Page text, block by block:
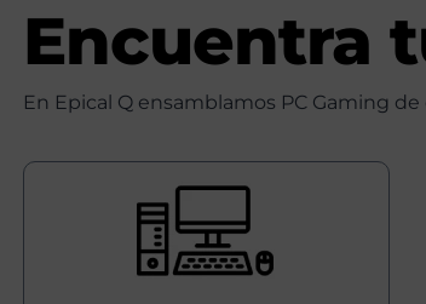
Encuentra
En Epical Q ensamblamos PC Gaming